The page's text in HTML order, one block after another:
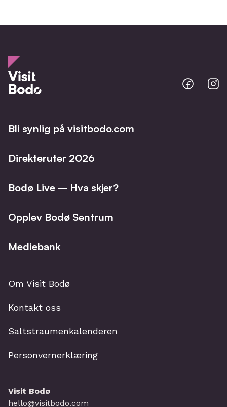
Bodo
@
Bli synlig på visitbodo.com
Direkteruter 2026
Bodø Live – Hva skjer?
Opplev Bodø Sentrum
Mediebank
Om Visit Bodø
Kontakt oss
Saltstraumenkalenderen
Personvernerklæring
Visit Bodø
hello@visitbodo.com